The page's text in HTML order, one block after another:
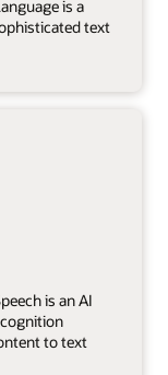
is a
text
is an AI
to text